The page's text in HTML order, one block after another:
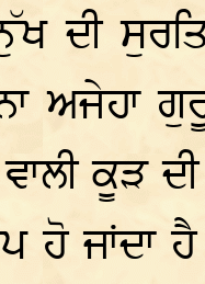
ਦੀ
ਅਜੇਹਾ
ਕੂੜ
ਹੋ